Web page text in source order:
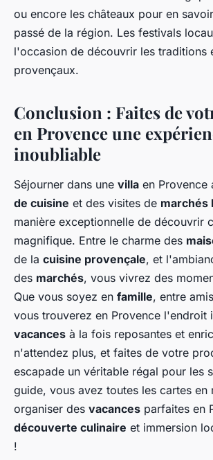
ou encore les châteaux pour en
passé de la région. Les festivals
l'occasion de découvrir les traditions
provençaux.
Conclusion : Faites de
en Provence une
inoubliable
Séjourner dans une villa en Provence
de cuisine et des visites de marchés
manière exceptionnelle de découvrir
magnifique. Entre le charme des
de la cuisine provençale, et
des marchés, vous vivrez des
Que vous soyez en famille, entre
vous trouverez en Provence l'endroit
vacances à la fois reposantes et
n'attendez plus, et faites de votre
escapade un véritable régal pour les
guide, vous avez toutes les cartes en
organiser des vacances parfaites en
découverte culinaire et immersion
!